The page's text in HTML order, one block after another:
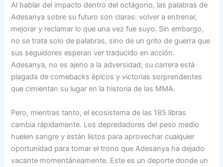
Al hablar del impacto dentro del octágono, las palabras de
Adesanya sobre su futuro son claras: volver a entrenar,
mejorar y reclamar lo que una vez fue suyo. Sin embargo,
no se trata solo de palabras, sino de un grito de guerra que
sus seguidores esperan ver traducido en acción.
Adesanya, no es ajeno a la adversidad; su carrera está
plagada de comebacks épicos y victorias sorprendentes
que cimientan su lugar en la historia de las MMA.
Pero, mientras tanto, el ecosistema de las 185 libras
cambia rápidamente. Los depredadores del peso medio
huelen sangre y están listos para aprovechar cualquier
oportunidad para tomar el trono que Adesanya ha dejado
vacante momentáneamente. Este es un deporte donde un